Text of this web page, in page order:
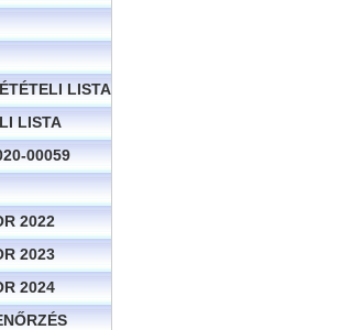
LISTA
LISTA
00059
2022
2023
2024